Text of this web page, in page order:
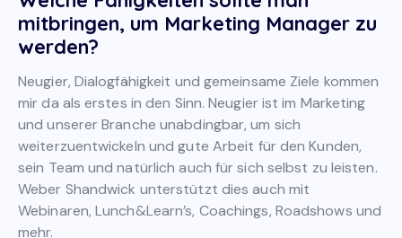
mitbringen, um Marketing Manager zu
werden?
Neugier, Dialogfähigkeit und gemeinsame Ziele kommen
mir da als erstes in den Sinn. Neugier ist im Marketing
und unserer Branche unabdingbar, um sich
weiterzuentwickeln und gute Arbeit für den Kunden,
sein Team und natürlich auch für sich selbst zu leisten.
Weber Shandwick unterstützt dies auch mit
Webinaren, Lunch&Learn’s, Coachings, Roadshows und
mehr.